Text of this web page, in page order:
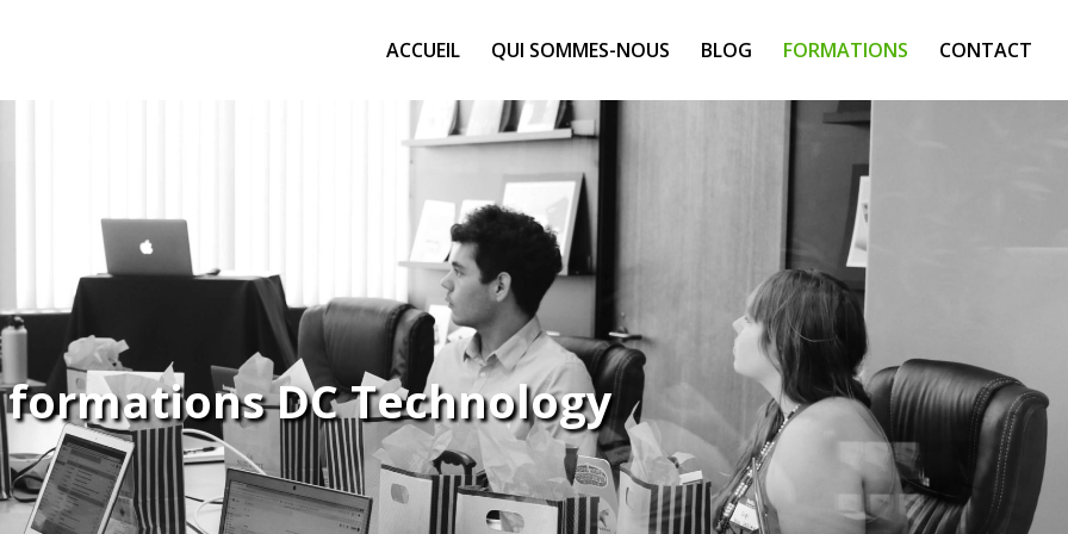
ACCUEIL QUI SOMMES-NOUS BLOG FORMATIONS CONTACT
formations DC Technology